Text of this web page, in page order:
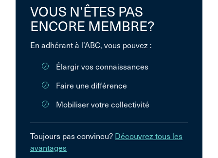
VOUS N’ÊTES PAS
ENCORE MEMBRE?
En adhérant à l’ABC, vous pouvez :
Élargir vos connaissances
Faire une différence
Mobiliser votre collectivité
Toujours pas convincu? Découvrez tous les
avantages